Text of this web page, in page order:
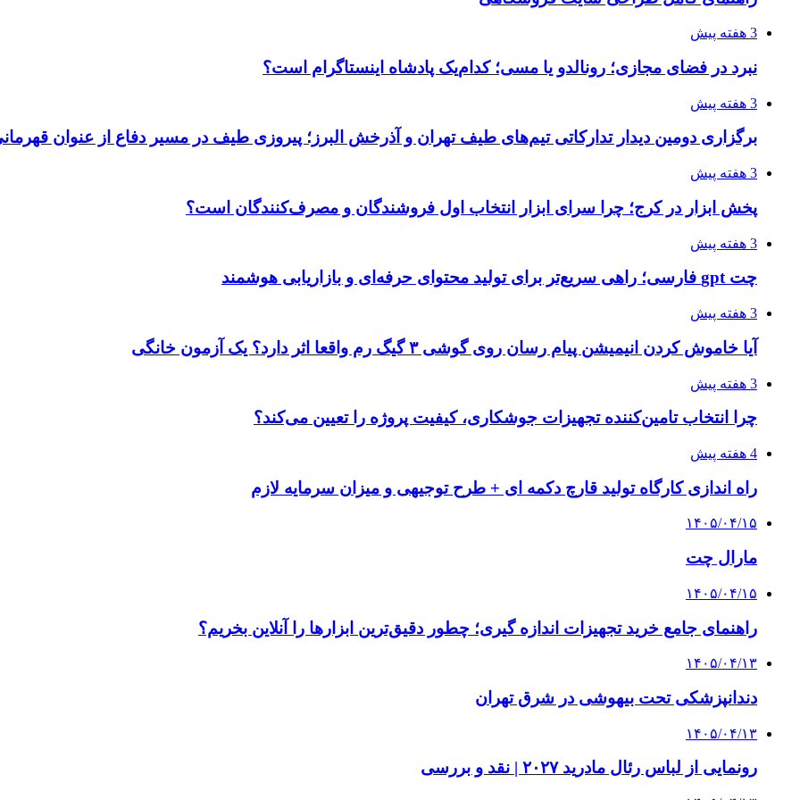
3 هفته پیش
نبرد در فضای مجازی؛ رونالدو یا مسی؛ کدام‌یک پادشاه اینستاگرام است؟
3 هفته پیش
برگزاری دومین دیدار تدارکاتی تیم‌های طیف تهران و آذرخش البرز؛ پیروزی طیف در مسیر دفاع از عنوان
3 هفته پیش
پخش ابزار در کرج؛ چرا سرای ابزار انتخاب اول فروشندگان و مصرف‌کنندگان است؟
3 هفته پیش
چت gpt فارسی؛ راهی سریع‌تر برای تولید محتوای حرفه‌ای و بازاریابی هوشمند
3 هفته پیش
آیا خاموش کردن انیمیشن پیام رسان روی گوشی ۳ گیگ رم واقعا اثر دارد؟ یک آزمون خانگی
3 هفته پیش
چرا انتخاب تامین‌کننده تجهیزات جوشکاری، کیفیت پروژه را تعیین می‌کند؟
4 هفته پیش
راه اندازی کارگاه تولید قارچ دکمه ای + طرح توجیهی و میزان سرمایه لازم
۱۴۰۵/۰۴/۱۵
مارال چت
۱۴۰۵/۰۴/۱۵
راهنمای جامع خرید تجهیزات اندازه گیری؛ چطور دقیق‌ترین ابزارها را آنلاین بخریم؟
۱۴۰۵/۰۴/۱۳
دندانپزشکی تحت بیهوشی در شرق تهران
۱۴۰۵/۰۴/۱۳
رونمایی از لباس رئال مادرید ۲۰۲۷ | نقد و بررسی